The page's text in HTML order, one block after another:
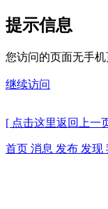
提示信息
您访问的页面无手
继续访问
[ 点击这里返回上一
首页 消息 发布 发现